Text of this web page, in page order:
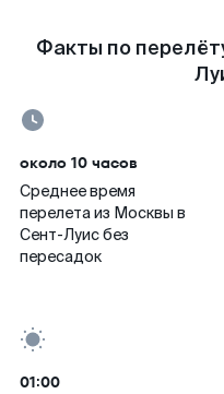
Факты по
около 10 часов
Среднее время
перелета из Москвы в
Сент-Луис без
пересадок
01:00